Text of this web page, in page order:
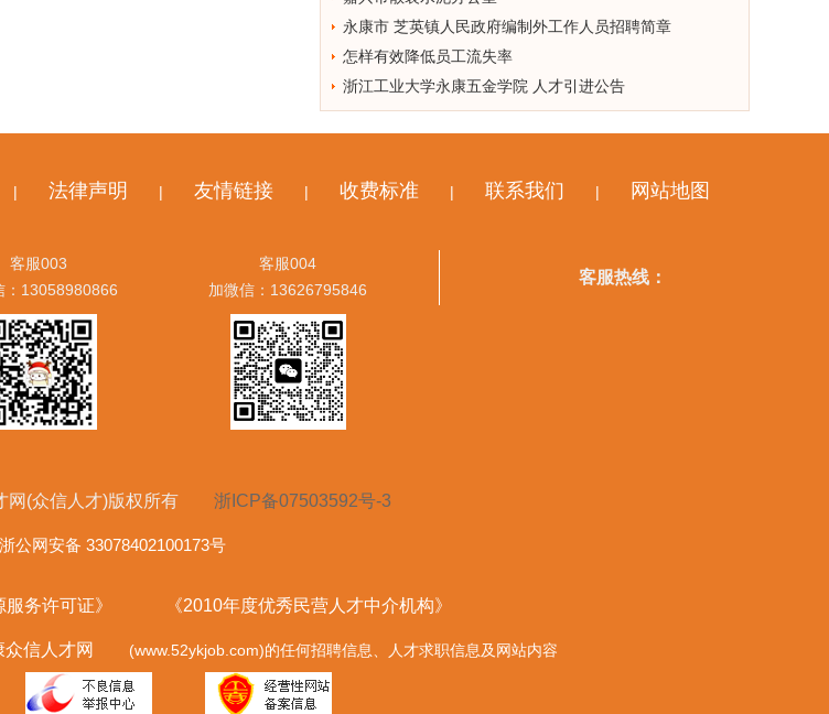
永康市 芝英镇人民政府编制外工作人员招聘简章
怎样有效降低员工流失率
浙江工业大学永康五金学院 人才引进公告
| 法律声明 | 友情链接 | 收费标准 | 联系我们 | 网站地图
客服003
：13058980866
客服004
加微信：13626795846
客服热线：
网(众信人才)版权所有 浙ICP备07503592号-3
浙公网安备 33078402100173号
服务许可证》 《2010年度优秀民营人才中介机构》
众信人才网 (www.52ykjob.com)的任何招聘信息、人才求职信息及网站内容